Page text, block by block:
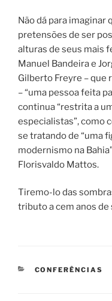
Não dá para imaginar
pretensões de ser
alturas de seus mais
Manuel Bandeira e
Gilberto Freyre – que
– “uma pessoa feita
continua “restrita a
especialistas”, como
se tratando de “uma
modernismo na
Florisvaldo Mattos.
Tiremo-lo das
tributo a cem anos de
CATEGORIAS
CONFERÊNCIAS